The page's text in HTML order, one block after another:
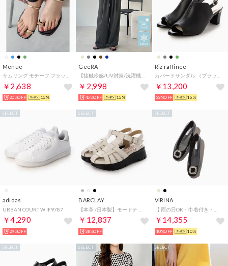
Menue
￥2,638
20%OFF 15%
GeeRA
￥2,998
45%OFF 15%
Riz raffinee
￥13,200
33%OFF 15%
adidas
URBAN COURT W IF9787
￥4,290
SELECT
29%OFF
BARCLAY
￥12,837
SELECT
38%OFF
VIRINA
￥14,355
SELECT
10%OFF 10%
SELECT SELECT SELECT